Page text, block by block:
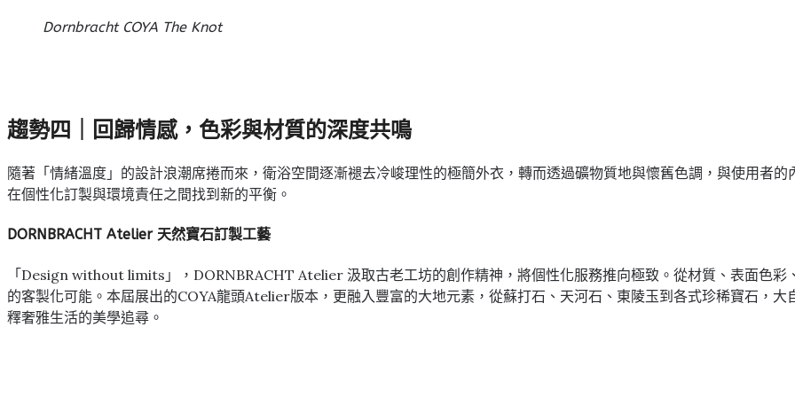
Dornbracht COYA The Knot
趨勢四 回歸情感，色彩與材質的深度共鳴
隨著「情緒溫度」的設計浪潮席捲而來，衛浴空間逐漸褪去冷峻理性的極簡外衣，轉而透過礦物質地與懷舊色調，與使用者
在個性化訂製與環境責任之間找到新的平衡。
DORNBRACHT Atelier 天然寶石訂製工藝
「Design without limits」，DORNBRACHT Atelier 汲取古老工坊的創作精神，將個性化服務推向極致。從材質、表面色
的客製化可能。本屆展出的COYA龍頭Atelier版本，更融入豐富的大地元素，從蘇打石、天河石、東陵玉到各式珍稀寶石，
釋奢雅生活的美學追尋。